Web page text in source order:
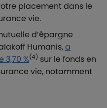
placement dans le
vie.
d’épargne
Humanis,a
3,70 %(4) sur le fonds en
vie, notamment